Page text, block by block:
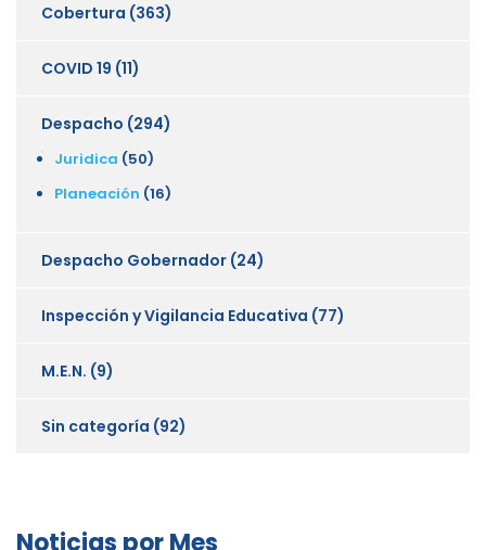
Cobertura (363)
COVID 19 (11)
Despacho (294)
Juridica (50)
Planeación (16)
Despacho Gobernador (24)
Inspección y Vigilancia Educativa (77)
M.E.N. (9)
Sin categoría (92)
Noticias por Mes